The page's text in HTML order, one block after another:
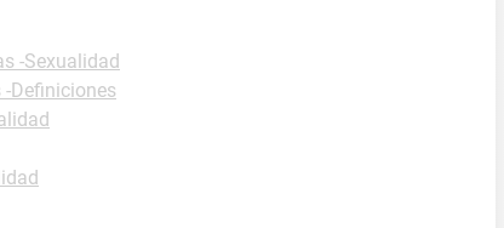
-Sexualidad
Definiciones